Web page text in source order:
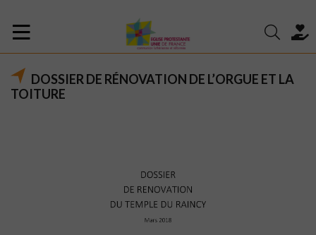
DOSSIER DE RÉNOVATION DE L’ORGUE ET LA
TOITURE